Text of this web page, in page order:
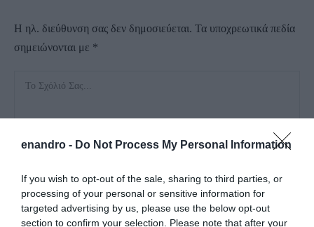
enandro - Do Not Process My Personal Information
If you wish to opt-out of the sale, sharing to third parties, or
processing of your personal or sensitive information for
targeted advertising by us, please use the below opt-out
section to confirm your selection. Please note that after your
Η ηλ. διεύθυνση σας δεν δημοσιεύεται. Τα υποχρεωτικά πεδία
σημειώνονται με *